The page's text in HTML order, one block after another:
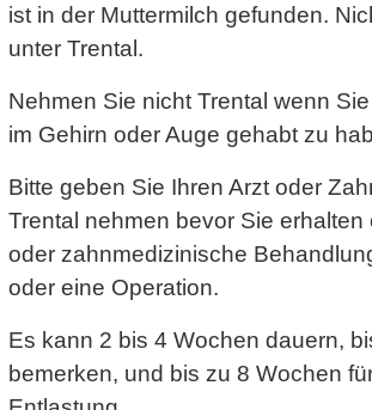
ist in der Muttermilch gefunden.
unter Trental.
Nehmen Sie nicht Trental wenn
im Gehirn oder Auge gehabt zu
Bitte geben Sie Ihren Arzt oder
Trental nehmen bevor Sie
oder zahnmedizinische
oder eine Operation.
Es kann 2 bis 4 Wochen dauern,
bemerken, und bis zu 8 Wochen